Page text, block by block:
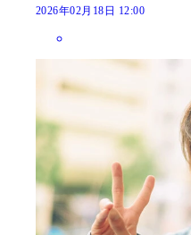
2026年02月18日 12:00